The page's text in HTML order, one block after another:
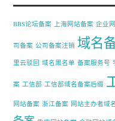
BBS论坛备案 上海网站备案 企业
司备案 公司备案注销 域名
里云驳回 域名黑名单 备案服务号
案 工信部 工信部域名备案后缀
网站备案 浙江备案 网站主办者域